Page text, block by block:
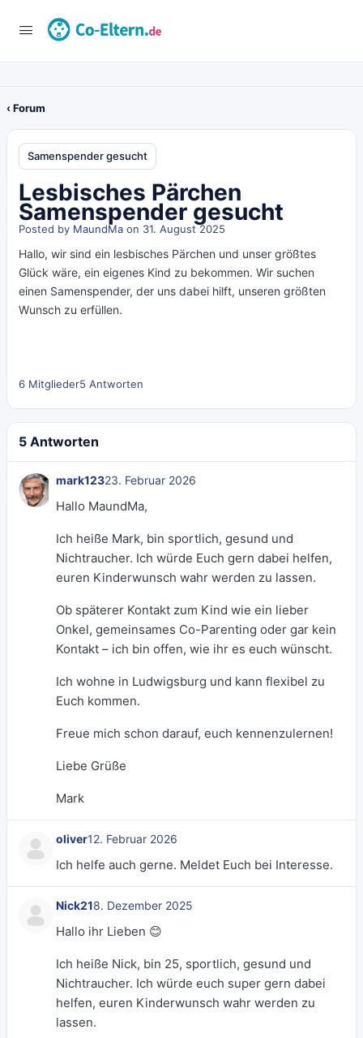
‹ Forum
Samenspender gesucht
Lesbisches Pärchen
Samenspender gesucht
Posted by MaundMa on 31. August 2025
Hallo, wir sind ein lesbisches Pärchen und unser größtes
Glück wäre, ein eigenes Kind zu bekommen. Wir suchen
einen Samenspender, der uns dabei hilft, unseren größten
Wunsch zu erfüllen.
6 Mitglieder5 Antworten
5 Antworten
mark12323. Februar 2026
Hallo MaundMa,
Ich heiße Mark, bin sportlich, gesund und
Nichtraucher. Ich würde Euch gern dabei helfen,
euren Kinderwunsch wahr werden zu lassen.
Ob späterer Kontakt zum Kind wie ein lieber
Onkel, gemeinsames Co-Parenting oder gar kein
Kontakt – ich bin offen, wie ihr es euch wünscht.
Ich wohne in Ludwigsburg und kann flexibel zu
Euch kommen.
Freue mich schon darauf, euch kennenzulernen!
Liebe Grüße
Mark
oliver12. Februar 2026
Ich helfe auch gerne. Meldet Euch bei Interesse.
Nick218. Dezember 2025
Hallo ihr Lieben 😊
Ich heiße Nick, bin 25, sportlich, gesund und
Nichtraucher. Ich würde euch super gern dabei
helfen, euren Kinderwunsch wahr werden zu
lassen.